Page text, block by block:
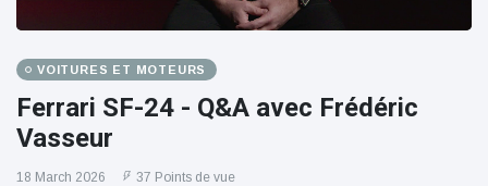
VOITURES ET MOTEURS
Ferrari SF-24 - Q&A avec Frédéric
Vasseur
18 March 2026 37 Points de vue